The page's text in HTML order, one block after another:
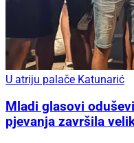
U atriju palače Katunarić
Mladi glasovi
pjevanja završila